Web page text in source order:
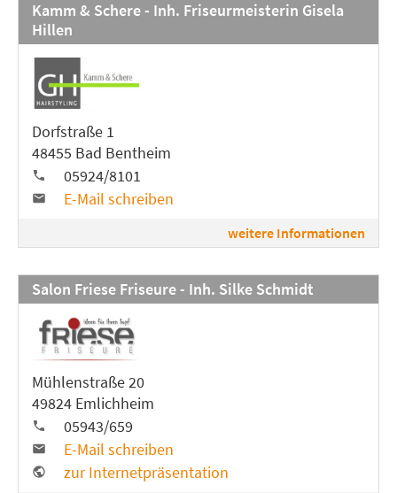
Kamm & Schere - Inh. Friseurmeisterin Gisela
Hillen
Dorfstraße 1
48455 Bad Bentheim
05924/8101
E-Mail schreiben
weitere Informationen
Salon Friese Friseure - Inh. Silke Schmidt
Mühlenstraße 20
49824 Emlichheim
05943/659
E-Mail schreiben
zur Internetpräsentation